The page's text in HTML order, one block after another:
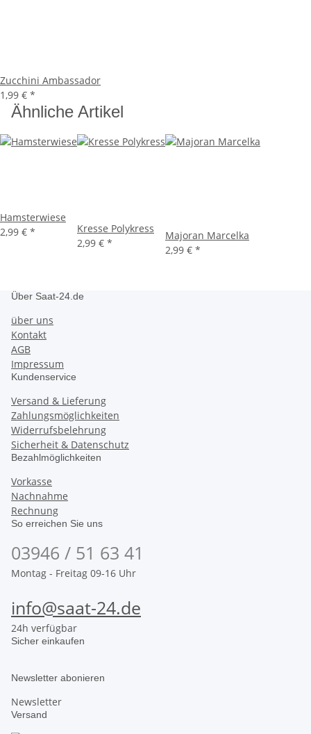
Zucchini Ambassador
1,99 € *
Ähnliche Artikel
Hamsterwiese
2,99 € *
Kresse Polykress
2,99 € *
Majoran Marcelka
2,99 € *
Über Saat-24.de
über uns
Kontakt
AGB
Impressum
Kundenservice
Versand & Lieferung
Zahlungsmöglichkeiten
Widerrufsbelehrung
Sicherheit & Datenschutz
Bezahlmöglichkeiten
Vorkasse
Nachnahme
Rechnung
So erreichen Sie uns
03946 / 51 63 41
Montag - Freitag 09-16 Uhr
info@saat-24.de
24h verfügbar
Sicher einkaufen
Newsletter abonieren
Newsletter
Versand